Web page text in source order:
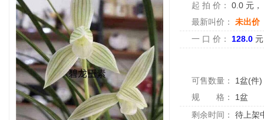
起 拍 价：
0.0 元，
最新叫价：
未出价
一 口 价：
128.0 元
可售数量： 1盆(件)
规 格：
1盆
剩余时间：
待上架